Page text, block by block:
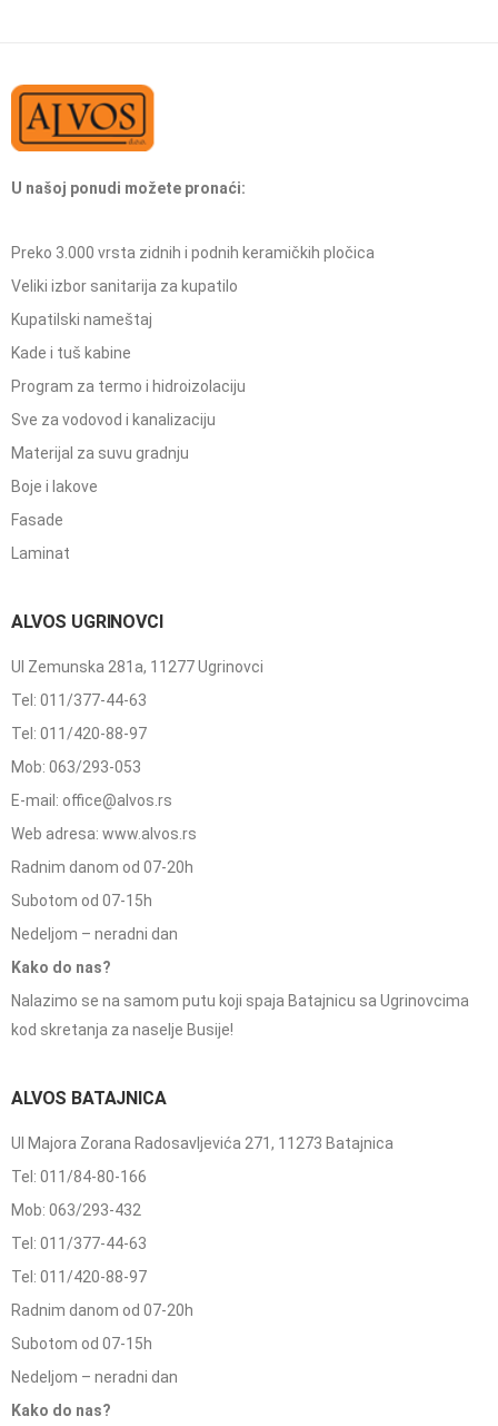
U našoj ponudi možete pronaći:
Preko 3.000 vrsta zidnih i podnih keramičkih pločica
Veliki izbor sanitarija za kupatilo
Kupatilski nameštaj
Kade i tuš kabine
Program za termo i hidroizolaciju
Sve za vodovod i kanalizaciju
Materijal za suvu gradnju
Boje i lakove
Fasade
Laminat
ALVOS UGRINOVCI
Ul Zemunska 281a, 11277 Ugrinovci
Tel: 011/377-44-63
Tel: 011/420-88-97
Mob: 063/293-053
E-mail: office@alvos.rs
Web adresa: www.alvos.rs
Radnim danom od 07-20h
Subotom od 07-15h
Nedeljom – neradni dan
Kako do nas?
Nalazimo se na samom putu koji spaja Batajnicu sa Ugrinovcima
kod skretanja za naselje Busije!
ALVOS BATAJNICA
Ul Majora Zorana Radosavljevića 271, 11273 Batajnica
Tel: 011/84-80-166
Mob: 063/293-432
Tel: 011/377-44-63
Tel: 011/420-88-97
Radnim danom od 07-20h
Subotom od 07-15h
Nedeljom – neradni dan
Kako do nas?